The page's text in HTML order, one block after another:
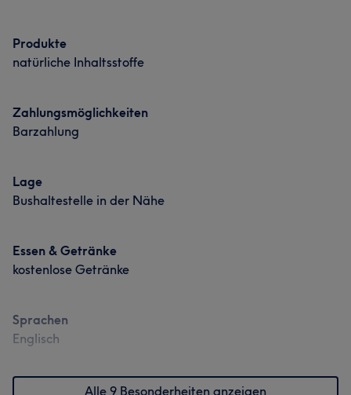
Produkte
natürliche Inhaltsstoffe
Zahlungsmöglichkeiten
Barzahlung
Lage
Bushaltestelle in der Nähe
Essen & Getränke
kostenlose Getränke
Sprachen
Englisch
Alle 9 Besonderheiten anzeigen